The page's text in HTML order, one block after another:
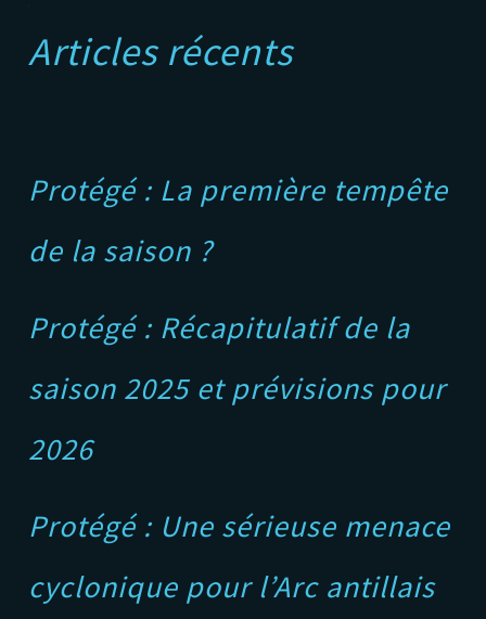
Articles récents
Protégé : La première tempête
de la saison ?
Protégé : Récapitulatif de la
saison 2025 et prévisions pour
2026
Protégé : Une sérieuse menace
cyclonique pour l’Arc antillais